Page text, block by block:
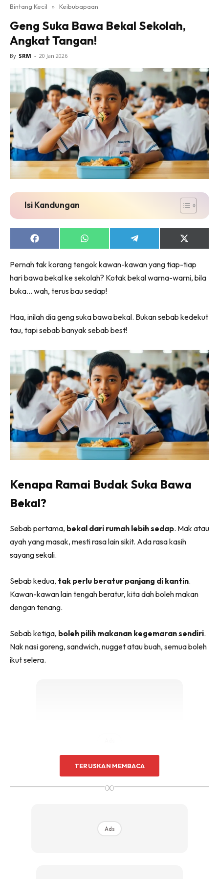
Bintang Kecil » Keibubapaan
Geng Suka Bawa Bekal Sekolah,
Angkat Tangan!
By SRM - 20 Jan 2026
Isi Kandungan
Share
on
Share
on
Share
on
Share
on
(Twitter)
Pernah tak korang tengok kawan-kawan yang tiap-tiap
hari bawa bekal ke sekolah? Kotak bekal warna-warni, bila
buka… wah, terus bau sedap!
Haa, inilah dia geng suka bawa bekal. Bukan sebab kedekut
tau, tapi sebab banyak sebab best!
Kenapa Ramai Budak Suka Bawa
Bekal?
Sebab pertama, bekal dari rumah lebih sedap. Mak atau
ayah yang masak, mesti rasa lain sikit. Ada rasa kasih
sayang sekali.
Sebab kedua, tak perlu beratur panjang di kantin.
Kawan-kawan lain tengah beratur, kita dah boleh makan
dengan tenang.
Sebab ketiga, boleh pilih makanan kegemaran sendiri.
Nak nasi goreng, sandwich, nugget atau buah, semua boleh
ikut selera.
lebih sihatsebab mak ayah tahu apa
TERUSKAN MEMBACA
∞
Ads